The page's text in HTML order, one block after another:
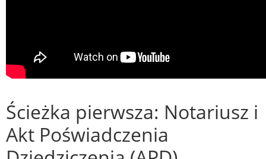
Ścieżka pierwsza: Notariusz i
Akt Poświadczenia